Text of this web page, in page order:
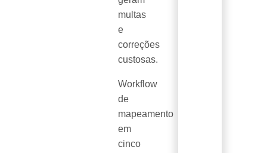
multas
e
correções
custosas.
Workflow
de
mapeamento
em
cinco